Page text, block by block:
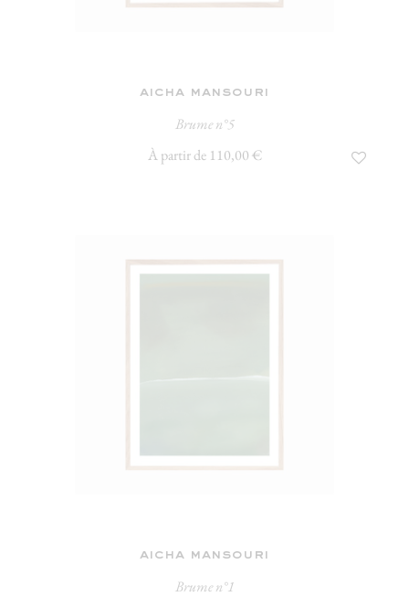
aicha mansouri
Brume n°5
À partir de 110,00 €
aicha mansouri
Brume n°1